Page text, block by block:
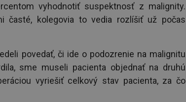
vyhodnotiť suspektnosť z malignity.
kolegovia to vedia rozlíšiť už počas
povedať, či ide o podozrenie na malignitu
sme museli pacienta objednať na druhú
vyriešiť celkový stav pacienta, za čo